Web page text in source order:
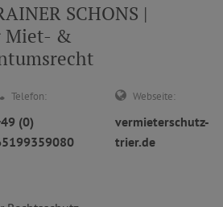
SCHONS |
Miet- &
Telefon:
(0)
Webseite:
vermieterschutz-
trier.de